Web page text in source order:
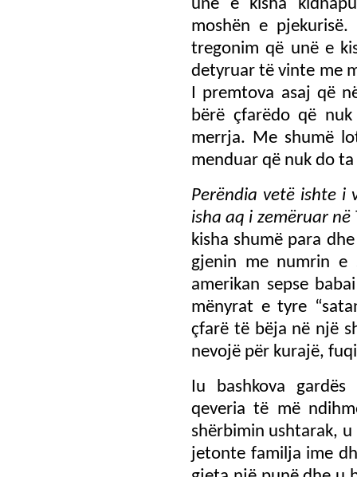
unë e kisha
moshën e
tregonim që unë e
detyruar të vinte me
I premtova asaj që
bërë çfarëdo që
merrja. Me shumë
menduar që nuk do
Perëndia vetë ishte i
isha aq i zemëruar në
kisha shumë para
gjenin me numrin e
amerikan sepse
mënyrat e tyre
çfarë të bëja në një
nevojë për kurajë,
Iu bashkova
qeveria të më
shërbimin ushtarak,
jetonte familja ime